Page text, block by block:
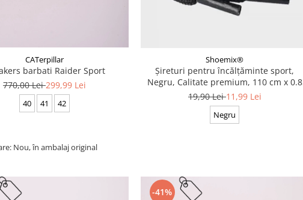
CATerpillar
barbati Raider Sport
770,00 Lei299,99 Lei
40 41 42
Nou, în ambalaj original
Shoemix®
Șireturi pentru încălțăminte sport,
Negru, Calitate premium, 110 cm x 0.8
cm
19,90 Lei11,99 Lei
Negru
-41%